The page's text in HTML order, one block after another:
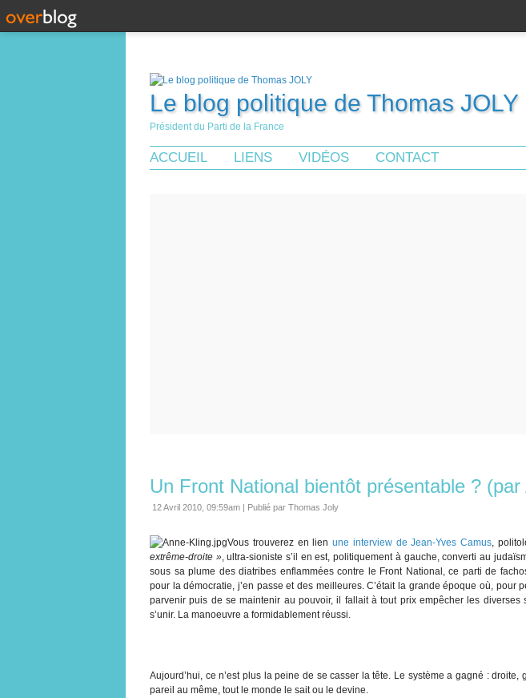
Le blog politique de Thomas JOLY
Président du Parti de la France
ACCUEIL LIENS VIDÉOS CONTACT
Un Front National bientôt présentable ? (par
12 Avril 2010, 09:59am | Publié par Thomas Joly
Vous trouverez en lienune interview de Jean-Yves Camus,
extrême-droite », ultra-sioniste s’il en est, politiquement à gauche, converti au
sous sa plume des diatribes enflammées contre le Front National, ce parti de
pour la démocratie, j’en passe et des meilleures. C’était la grande époque où, pour
parvenir puis de se maintenir au pouvoir, il fallait à tout prix empêcher les diverses
s’unir. La manoeuvre a formidablement réussi.
Aujourd’hui, ce n’est plus la peine de se casser la tête. Le système a gagné : droite,
pareil au même, tout le monde le sait ou le devine.